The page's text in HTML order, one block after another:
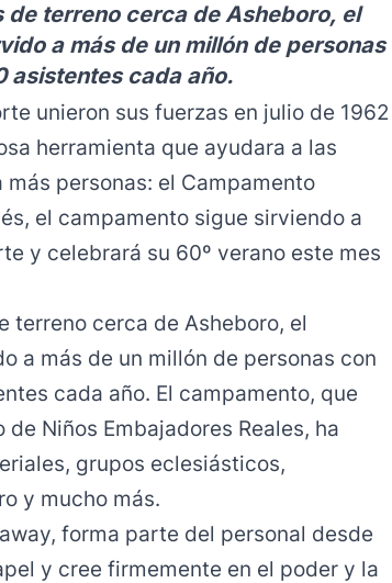
de terreno cerca de Asheboro, el
a más de un millón de personas
asistentes cada año.
unieron sus fuerzas en julio de 1962
herramienta que ayudara a las
personas: el Campamento
el campamento sigue sirviendo a
y celebrará su 60º verano este mes
terreno cerca de Asheboro, el
a más de un millón de personas con
cada año. El campamento, que
Niños Embajadores Reales, ha
grupos eclesiásticos,
y mucho más.
forma parte del personal desde
y cree firmemente en el poder y la